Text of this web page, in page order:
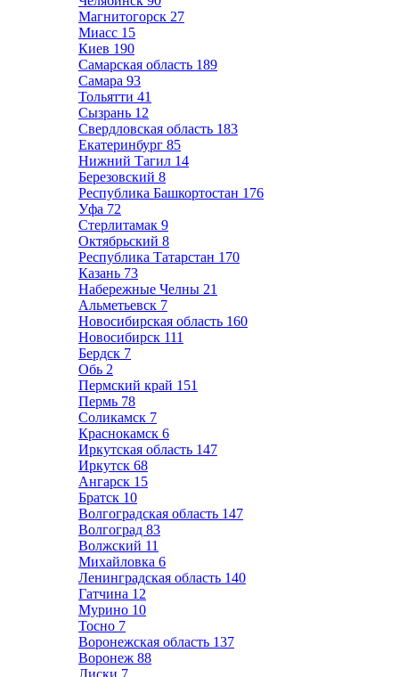
Магнитогорск 27
Миасс 15
Киев 190
Самарская область 189
Самара 93
Тольятти 41
Сызрань 12
Свердловская область 183
Екатеринбург 85
Нижний Тагил 14
Березовский 8
Республика Башкортостан 176
Уфа 72
Стерлитамак 9
Октябрьский 8
Республика Татарстан 170
Казань 73
Набережные Челны 21
Альметьевск 7
Новосибирская область 160
Новосибирск 111
Бердск 7
Обь 2
Пермский край 151
Пермь 78
Соликамск 7
Краснокамск 6
Иркутская область 147
Иркутск 68
Ангарск 15
Братск 10
Волгоградская область 147
Волгоград 83
Волжский 11
Михайловка 6
Ленинградская область 140
Гатчина 12
Мурино 10
Тосно 7
Воронежская область 137
Воронеж 88
Лиски 7